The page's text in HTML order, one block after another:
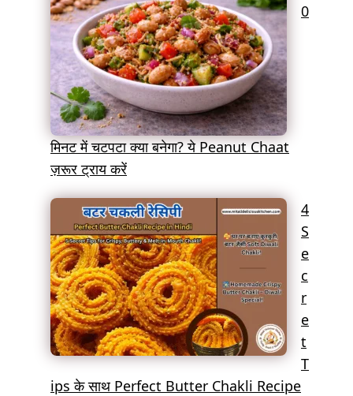
0
मिनट में चटपटा क्या बनेगा? ये Peanut Chaat
ज़रूर ट्राय करें
4
S
e
c
r
e
t
T
ips के साथ Perfect Butter Chakli Recipe